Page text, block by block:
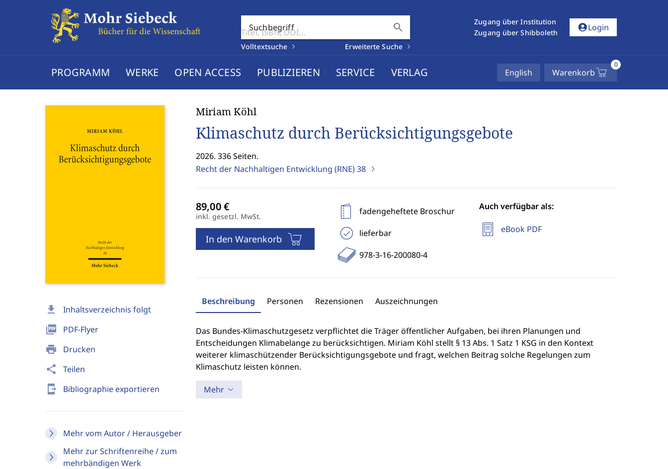
Suchbegriff search
Volltextsuche Erweiterte Suche
Zugang über Institution
Zugang über Shibboleth
account_circleLogin
PROGRAMM WERKE OPEN ACCESS PUBLIZIEREN SERVICE VERLAG English Warenkorb
0
download Inhaltsverzeichnis folgt
picture_as_pdf PDF-Flyer
print Drucken
share Teilen
send_to_mobile Bibliographie exportieren
Mehr vom Autor / Herausgeber
Mehr zur Schriftenreihe / zum
mehrbändigen Werk
Miriam Köhl
Klimaschutz durch Berücksichtigungsgebote
2026. 336 Seiten.
Recht der Nachhaltigen Entwicklung (RNE)38
inkl. gesetzl. MwSt.
In den Warenkorb
fadengeheftete Broschur
lieferbar
978-3-16-200080-4
Auch verfügbar als:
eBook PDF
Beschreibung Personen Rezensionen Auszeichnungen
Das Bundes-Klimaschutzgesetz verpflichtet die Träger öffentlicher Aufgaben, bei ihren Planungen und
Entscheidungen Klimabelange zu berücksichtigen. Miriam Köhl stellt § 13 Abs. 1 Satz 1 KSG in den Kontext
weiterer klimaschützender Berücksichtigungsgebote und fragt, welchen Beitrag solche Regelungen zum
Klimaschutz leisten können.
Mehr